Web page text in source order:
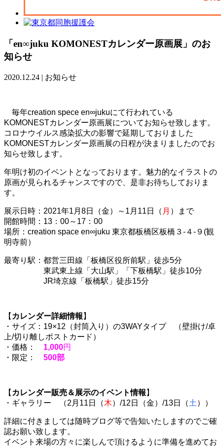
「en∞juku KOMONESTカレンダー原画展」のお
知らせ
2020.12.24 | お知らせ
毎年creation spece en∞jukuにて行われている
KOMONESTカレンダー原画展についてお知らせ致します。
コロナウイルス感染拡大の影響で延期しておりました
KOMONESTカレンダー原画展の日程が決まりましたのでお
知らせ致します。
年明け初のイベントとなっております。魅力的なイラストの
原画が見られるチャンスですので、是非お待ちしておりま
す。
展示日時：2021年1月8日（金）～1月11日（ 月 ）まで
開館時間：13：00～17：00
場所：creation space en∞juku 東京都板橋区板橋３-４-９(観
明寺前）
最寄り駅：都営三田線「板橋区役所前駅」徒歩5分
東武東上線「大山駅」「下板橋駅」徒歩10分
JR埼京線「板橋駅」徒歩15分
【 カレンダー詳細情報 】
・サイズ：19×12（封筒入り）の3WAYタイプ （壁掛け/卓
上/切り離しポストカード）
・価格：
1,000円
・限定： 500部
【 カレンダー販売＆展示のイベント情報 】
・ギャラリー （2月11日（木）/12日（金）/13日（土 ））
詳細に付きましては随時ブログ等で告知いたしますのでご確
認お願い致します。
イベント来場の方々に楽しんで頂けるように準備を進めてお